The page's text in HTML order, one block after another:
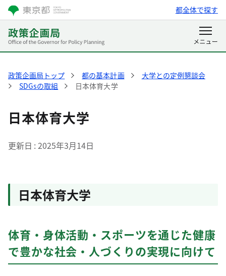
都全体で探す
政策企画局トップ 都の基本計画
大学との定例懇談会
SDGsの取組
日本体育大学
日本体育大学
更新日 2025年3月14日
日本体育大学
体育・身体活動・スポーツを通じた健康
で豊かな社会・人づくりの実現に向けて